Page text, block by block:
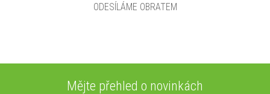
ODESÍLÁME OBRATEM
Mějte přehled o novinkách